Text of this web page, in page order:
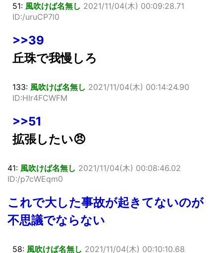
51: 風吹けば名無し 2021/11/04(木) 00:09:28.71
ID:/uruCP7l0
>>39
丘珠で我慢しろ
133: 風吹けば名無し 2021/11/04(木) 00:14:24.90
ID:HIr4FCWFM
>>51
拡張したい😠
41: 風吹けば名無し 2021/11/04(木) 00:08:46.02
ID:/p7cWEqm0
これで大した事故が起きてないのが
不思議でならない
58: 風吹けば名無し 2021/11/04(木) 00:10:10.68